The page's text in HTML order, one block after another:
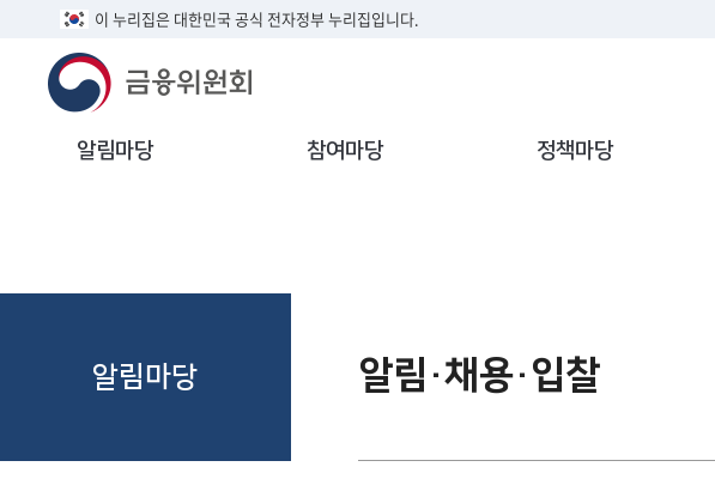
이 누리집은 대한민국 공식 전자정부 누리집입니다.
알림마당 참여마당 정책마당
알림마당 알림·채용·입찰